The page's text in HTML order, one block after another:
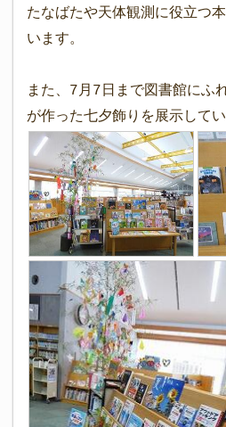
たなばたや天体観測に役立つ
います。
また、7月7日まで図書館にふ
が作った七夕飾りを展示してい